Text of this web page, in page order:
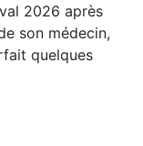
2026 après
son médecin,
quelques